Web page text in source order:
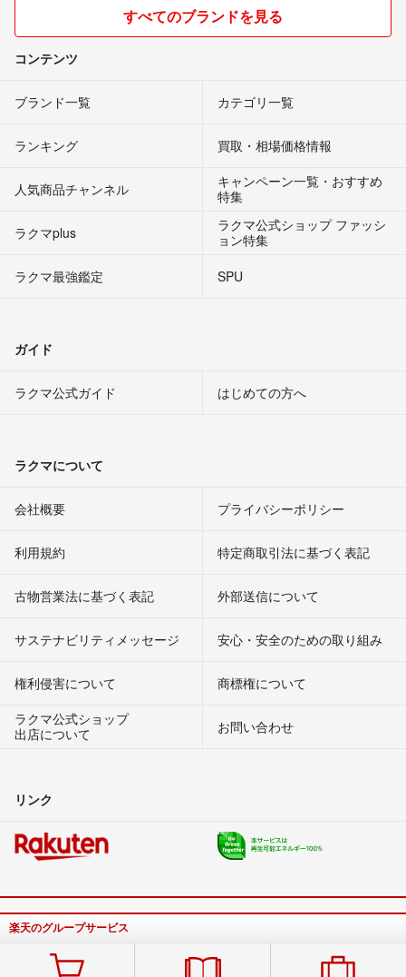
すべてのブランドを見る
コンテンツ
ブランド一覧 カテゴリ一覧
ランキング 買取・相場価格情報
人気商品チャンネル
キャンペーン一覧・おすすめ
特集
ラクマplus
ラクマ公式ショップ ファッシ
ョン特集
ラクマ最強鑑定
SPU
ガイド
ラクマ公式ガイド はじめての方へ
ラクマについて
会社概要 プライバシーポリシー
利用規約 特定商取引法に基づく表記
古物営業法に基づく表記 外部送信について
サステナビリティメッセージ 安心・安全のための取り組み
権利侵害について
商標権について
ラクマ公式ショップ
出店について
お問い合わせ
リンク
楽天のグループサービス